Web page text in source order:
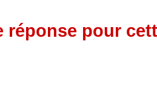
réponse pour